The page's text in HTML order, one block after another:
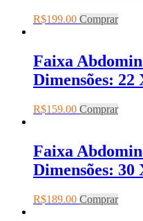
R$199.00 Comprar
Faixa
Dimensões: 22
R$159.00 Comprar
Faixa
Dimensões: 30
R$189.00 Comprar